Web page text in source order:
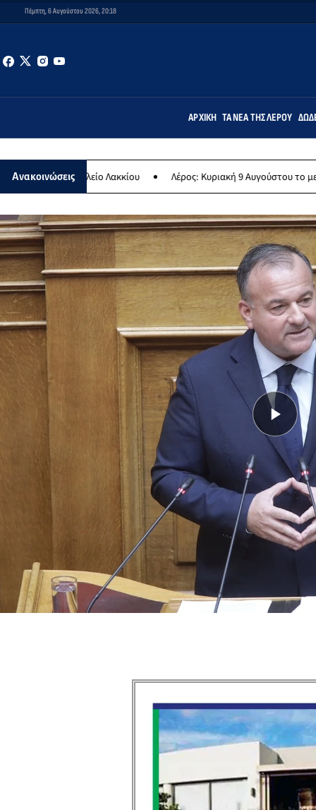
Πέμπτη, 6 Αυγούστου 2026, 20:18
ΑΡΧΙΚΉ ΤΑ ΝΈΑ ΤΗΣ ΛΈΡΟΥ
Ανακοινώσεις
Λακκίου Λέρος: Κυριακή 9 Αυγούστου το μεγαλύτερο